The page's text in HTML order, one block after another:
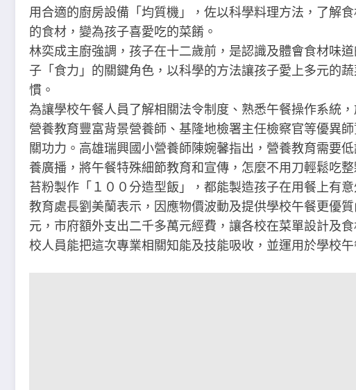
用合適的廚房設備「均質機」，佐以科學料理方法，了解
的食材，變為孩子喜愛吃的菜餚。
林奕成主廚強調，孩子在十二歲前，是認識及體會食材味
子「食力」的關鍵角色，以科學的方法讓孩子愛上多元的
慣。
為讓學校午餐人員了解相關法令制度、熟悉午餐操作系統
營養教育豐富背景營養師、基隆地檢署主任檢察官等優異
關功力。高雄瑞興國小營養師陳婉馨指出，營養教育需要
養廣播，將午餐特殊細節教育和宣傳，怎麼不用刀輕鬆吃
苔粉製作「１００分造型飯」，都能製造孩子在用餐上有意
教育處長劉美蘭表示，因應物價波動及提供學校午餐更優
元，市府額外支出二千多萬元經費，讓各校在菜單設計及
校人員能把這次專業相關知能及技能吸收，並運用於學校